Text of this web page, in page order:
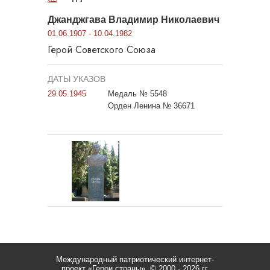
Джанджгава Владимир Николаевич
01.06.1907 - 10.04.1982
Герой Советского Союза
ДАТЫ УКАЗОВ
29.05.1945
Медаль № 5548
Орден Ленина № 36671
Международный патриотический интернет-